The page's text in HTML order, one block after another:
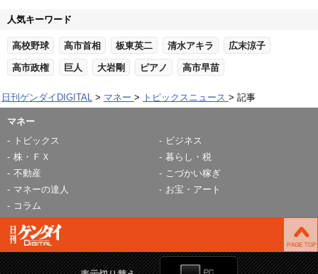
人気キーワード
高校野球 高市首相 板東英二 清水アキラ 広末涼子
高市政権 巨人 大岩剛 ピアノ 高市早苗
日刊ゲンダイDIGITAL マネー トピックスニュース 記事
マネー
トピックス
ビジネス
株・ＦＸ
暮らし・税
不動産
こづかい稼ぎ
マネーの達人
お宝・アート
コラム